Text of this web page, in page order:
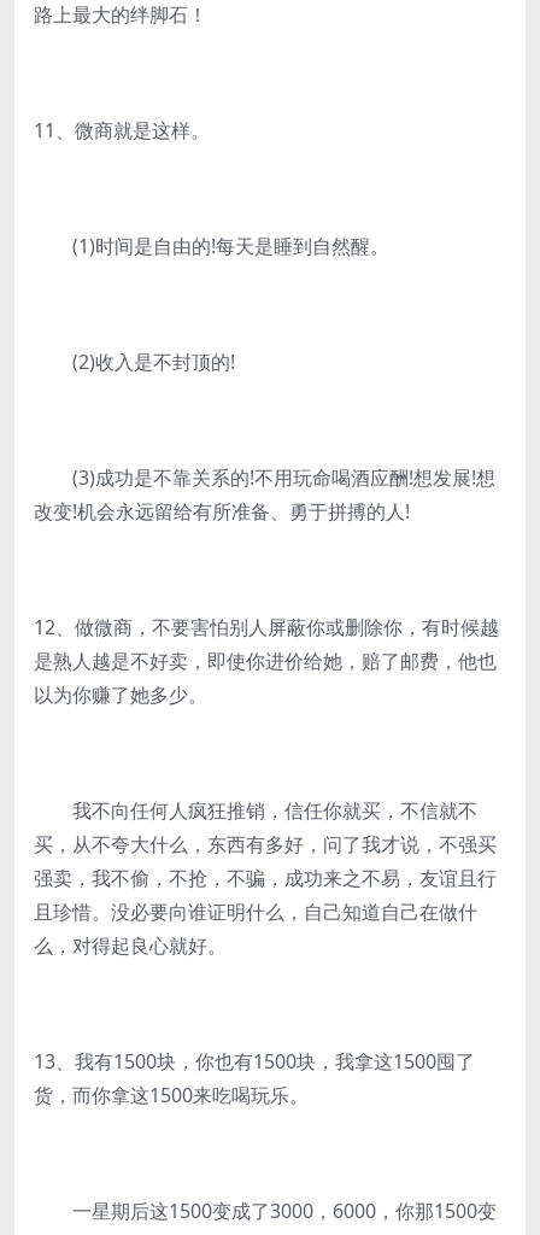
路上最大的绊脚石！
11、微商就是这样。
(1)时间是自由的!每天是睡到自然醒。
(2)收入是不封顶的!
(3)成功是不靠关系的!不用玩命喝酒应酬!想发展!想
改变!机会永远留给有所准备、勇于拼搏的人!
12、做微商，不要害怕别人屏蔽你或删除你，有时候越
是熟人越是不好卖，即使你进价给她，赔了邮费，他也
以为你赚了她多少。
我不向任何人疯狂推销，信任你就买，不信就不
买，从不夸大什么，东西有多好，问了我才说，不强买
强卖，我不偷，不抢，不骗，成功来之不易，友谊且行
且珍惜。没必要向谁证明什么，自己知道自己在做什
么，对得起良心就好。
13、我有1500块，你也有1500块，我拿这1500囤了
货，而你拿这1500来吃喝玩乐。
一星期后这1500变成了3000，6000，你那1500变